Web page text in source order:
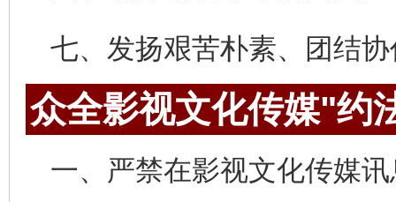
七、发扬艰苦朴素、团结
众全影视文化传媒"约
一、严禁在影视文化传媒